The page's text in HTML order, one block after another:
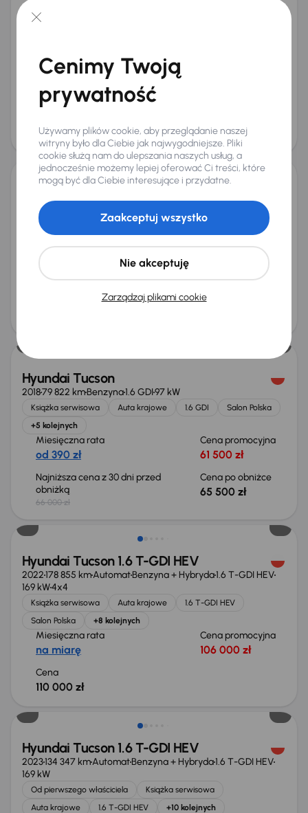
Hyundai Tucson
Auta krajowe
1.6 GDI +7 kolejnych
od 375 zł
63 000 zł
Taniej o 1 500 zł
2018130 987 km
Auta krajowe 1.7 CRDi Salon Polska
Miesięczna rata
od 357 zł
Cena promocyjna
Najniższa cena z 30 dni przed
Cena po obniżce
Hyundai Tucson
201879 822 kmBenzyna1.6 GDI97 kW
Książka serwisowa Auta krajowe 1.6 GDI
Salon Polska
+5 kolejnych
Miesięczna rata
od 390 zł
Cena promocyjna
61 500 zł
Najniższa cena z 30 dni przed
obniżką
66 000 zł
Cena po obniżce
65 500 zł
Hyundai Tucson 1.6 T-GDI HEV
2022178 855 kmAutomatBenzyna + Hybryda1.6 T-GDI HEV
169 kW4x4
Książka serwisowa Auta krajowe
1.6 T-GDI HEV
Salon Polska
+8 kolejnych
Miesięczna rata
na miarę
Cena promocyjna
106 000 zł
Cena
110 000 zł
Hyundai Tucson 1.6 T-GDI HEV
2023134 347 kmAutomatBenzyna + Hybryda1.6 T-GDI HEV
169 kW
Od pierwszego właściciela
Książka serwisowa
Auta krajowe
1.6 T-GDI HEV +10 kolejnych
Cenimy Twoją
prywatność
Używamy plików cookie, aby przeglądanie naszej
witryny było dla Ciebie jak najwygodniejsze. Pliki
cookie służą nam do ulepszania naszych usług, a
jednocześnie możemy lepiej oferować Ci treści, które
mogą być dla Ciebie interesujące i przydatne.
Zarządzaj plikami cookie
Nie akceptuję
Zaakceptuj wszystko